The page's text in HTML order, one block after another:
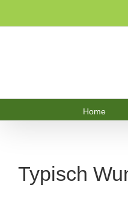
Home
Typisch